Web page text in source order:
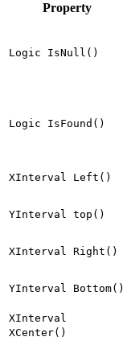
Property
Logic IsNull()
Logic IsFound()
XInterval Left()
YInterval top()
XInterval Right()
YInterval Bottom()
XInterval
XCenter()